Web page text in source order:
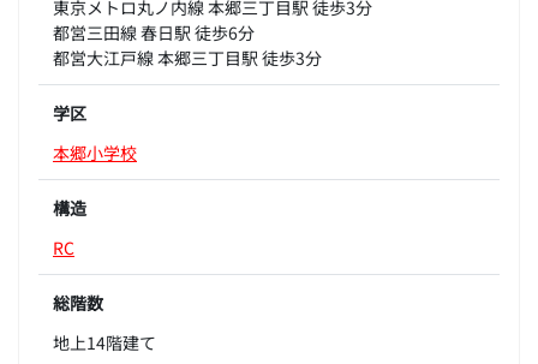
東京メトロ丸ノ内線 本郷三丁目駅 徒歩3分
都営三田線 春日駅 徒歩6分
都営大江戸線 本郷三丁目駅 徒歩3分
学区
本郷小学校
構造
RC
総階数
地上14階建て